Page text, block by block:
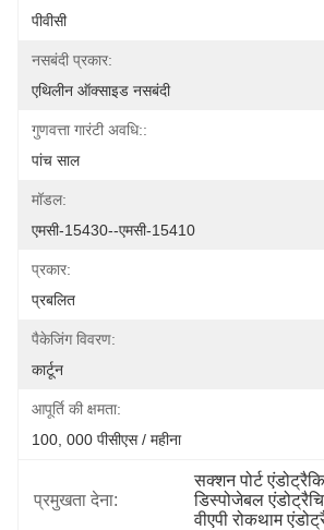
पीवीसी
नसबंदी प्रकार:
एथिलीन ऑक्साइड नसबंदी
गुणवत्ता गारंटी अवधि::
पांच साल
मॉडल:
एमसी-15430--एमसी-15410
प्रकार:
प्रबलित
पैकेजिंग विवरण:
कार्टून
आपूर्ति की क्षमता:
100, 000 पीसीएस / महीना
प्रमुखता देना:
सक्शन पोर्ट
डिस्पोजेबल
वीएपी रोकथाम